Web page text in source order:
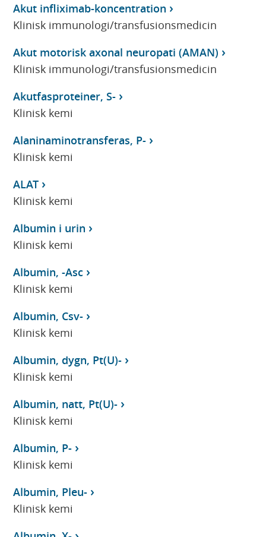
Akut infliximab-koncentration
Klinisk immunologi/transfusionsmedicin
Akut motorisk axonal neuropati (AMAN)
Klinisk immunologi/transfusionsmedicin
Akutfasproteiner, S-
Klinisk kemi
Alaninaminotransferas, P-
Klinisk kemi
ALAT
Klinisk kemi
Albumin i urin
Klinisk kemi
Albumin, -Asc
Klinisk kemi
Albumin, Csv-
Klinisk kemi
Albumin, dygn, Pt(U)-
Klinisk kemi
Albumin, natt, Pt(U)-
Klinisk kemi
Albumin, P-
Klinisk kemi
Albumin, Pleu-
Klinisk kemi